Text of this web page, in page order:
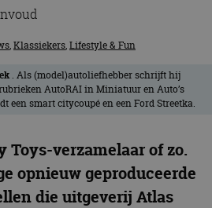
,Klassiekers,Lifestyle & Fun
. Als (model)autoliefhebber schrijft hij
AutoRAI in Miniatuur en Auto’s
een smart citycoupé en een Ford Streetka.
Toys-verzamelaar of zo.
opnieuw geproduceerde
die uitgeverij Atlas